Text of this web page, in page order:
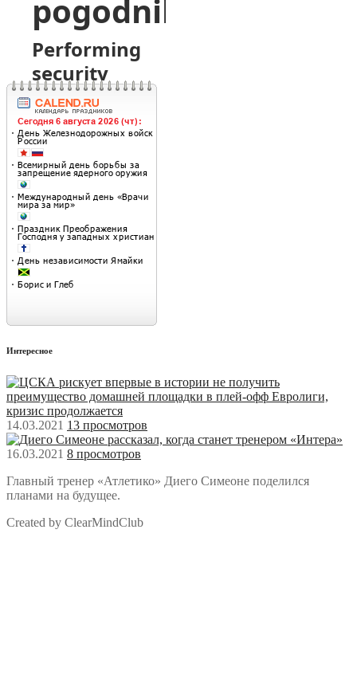
Интересное
14.03.2021 13 просмотров
16.03.2021 8 просмотров
Главный тренер «Атлетико» Диего Симеоне поделился
планами на будущее.
Created by ClearMindClub